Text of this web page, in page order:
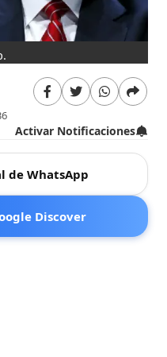
Activar Notificaciones
de WhatsApp
Discover